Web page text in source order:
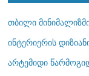
ო
რ
თბილი
ინტერიერის
არტემიდი